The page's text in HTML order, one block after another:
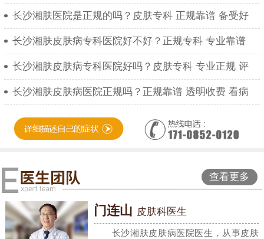
长沙湘肤医院是正规的吗？皮肤专科 正规靠谱 备受好
长沙湘肤皮肤病专科医院好不好？正规专科 专业靠谱
长沙湘肤皮肤病专科医院好吗？皮肤专科 专业正规 评
长沙湘肤皮肤病医院正规吗？正规靠谱 透明收费 看病
查看更多
门连山 皮肤科医生
长沙湘肤皮肤病医院医生，从事皮肤